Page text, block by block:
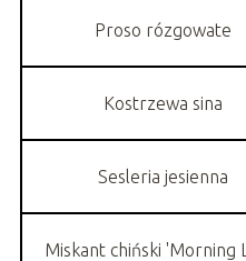
Proso rózgowate
Kostrzewa sina
Sesleria jesienna
Miskant chiński 'Morning